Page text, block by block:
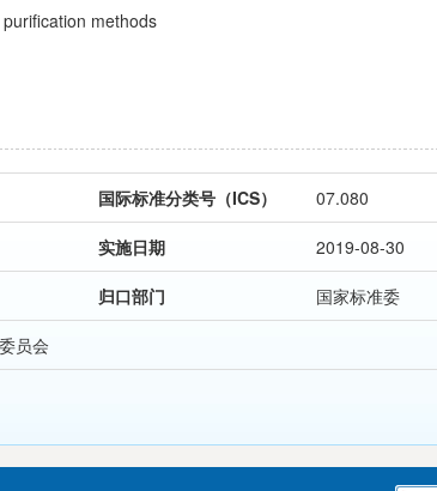
methods
国际标准分类号（ICS） 07.080
实施日期 2019-08-30
归口部门 国家标准委
员会